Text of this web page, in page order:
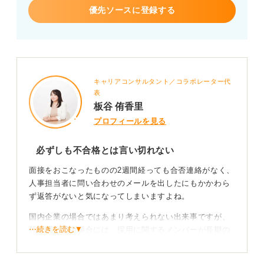
優先ソースに登録する
キャリアコンサルタント／コラボレーター代
表
板谷 侑香里
プロフィールを見る
必ずしも不合格とは言い切れない
面接をおこなったものの2週間経っても合否連絡がなく、
人事担当者に問い合わせのメールを出したにもかかわら
ず返答がないと気になってしまいますよね。
国内企業の場合ではあまり考えられない出来事ですが、
外資系企業の場合には、採用に関するメンバーが長期の
できずに返答できず保留になっている可能性がありま
⋯続きを読む▼